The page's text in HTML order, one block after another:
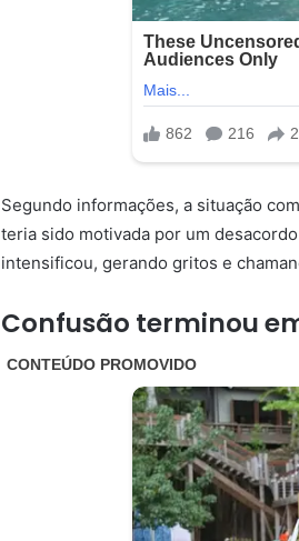
Segundo informações, a situação
teria sido motivada por um
intensificou, gerando gritos e
Confusão terminou